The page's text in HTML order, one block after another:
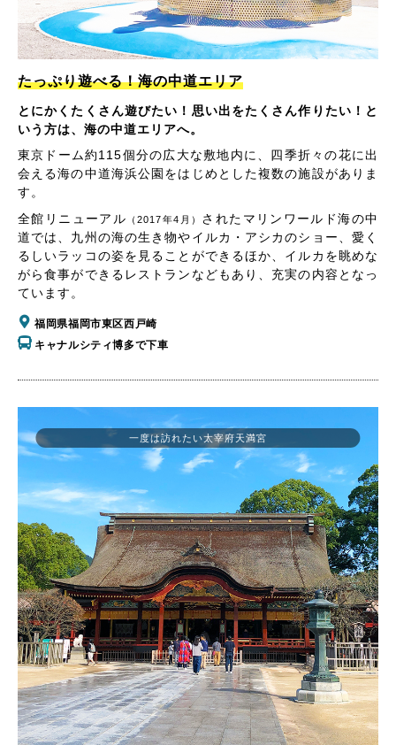
たっぷり遊べる！海の中道エリア
とにかくたくさん遊びたい！思い出をたくさん作りたい！と
いう方は、海の中道エリアへ。
東京ドーム約115個分の広大な敷地内に、四季折々の花に出
会える海の中道海浜公園をはじめとした複数の施設がありま
す。
全館リニューアル （2017年4月） されたマリンワールド海の中
道では、九州の海の生き物やイルカ・アシカのショー、愛く
るしいラッコの姿を見ることができるほか、イルカを眺めな
がら食事ができるレストランなどもあり、充実の内容となっ
ています。
福岡県福岡市東区西戸崎
キャナルシティ博多で下車
一度は訪れたい太宰府天満宮